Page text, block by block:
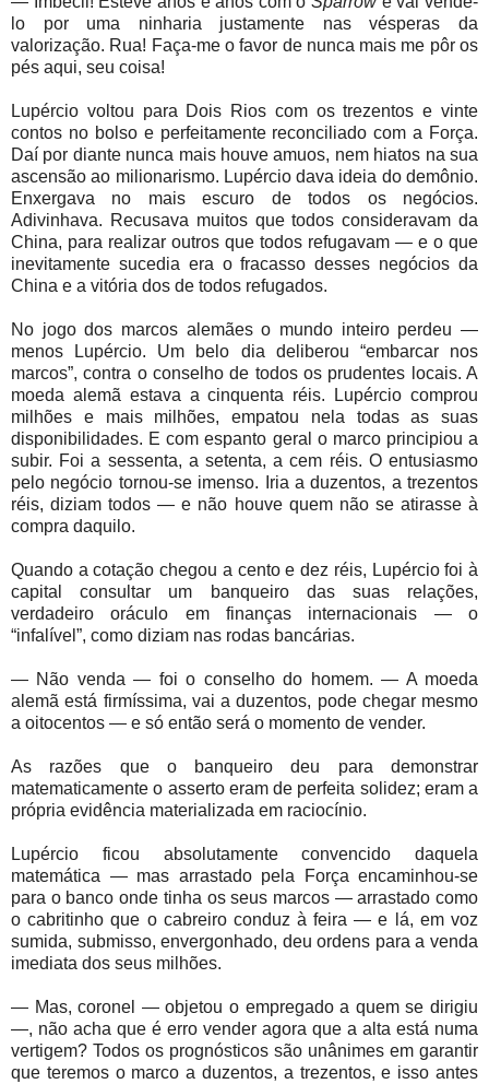
lo por uma ninharia justamente nas vésperas da
valorização. Rua! Faça-me o favor de nunca mais me pôr os
pés aqui, seu coisa!
Lupércio voltou para Dois Rios com os trezentos e vinte
contos no bolso e perfeitamente reconciliado com a Força.
Daí por diante nunca mais houve amuos, nem hiatos na sua
ascensão ao milionarismo. Lupércio dava ideia do demônio.
Enxergava no mais escuro de todos os negócios.
Adivinhava. Recusava muitos que todos consideravam da
China, para realizar outros que todos refugavam — e o que
inevitamente sucedia era o fracasso desses negócios da
China e a vitória dos de todos refugados.
No jogo dos marcos alemães o mundo inteiro perdeu —
menos Lupércio. Um belo dia deliberou “embarcar nos
marcos”, contra o conselho de todos os prudentes locais. A
moeda alemã estava a cinquenta réis. Lupércio comprou
milhões e mais milhões, empatou nela todas as suas
disponibilidades. E com espanto geral o marco principiou a
subir. Foi a sessenta, a setenta, a cem réis. O entusiasmo
pelo negócio tornou-se imenso. Iria a duzentos, a trezentos
réis, diziam todos — e não houve quem não se atirasse à
compra daquilo.
Quando a cotação chegou a cento e dez réis, Lupércio foi à
capital consultar um banqueiro das suas relações,
verdadeiro oráculo em finanças internacionais — o
“infalível”, como diziam nas rodas bancárias.
— Não venda — foi o conselho do homem. — A moeda
alemã está firmíssima, vai a duzentos, pode chegar mesmo
a oitocentos — e só então será o momento de vender.
As razões que o banqueiro deu para demonstrar
matematicamente o asserto eram de perfeita solidez; eram a
própria evidência materializada em raciocínio.
Lupércio ficou absolutamente convencido daquela
matemática — mas arrastado pela Força encaminhou-se
para o banco onde tinha os seus marcos — arrastado como
o cabritinho que o cabreiro conduz à feira — e lá, em voz
sumida, submisso, envergonhado, deu ordens para a venda
imediata dos seus milhões.
— Mas, coronel — objetou o empregado a quem se dirigiu
—, não acha que é erro vender agora que a alta está numa
vertigem? Todos os prognósticos são unânimes em garantir
que teremos o marco a duzentos, a trezentos, e isso antes